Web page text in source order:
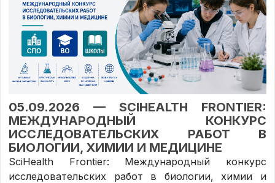
05.09.2026 — SCIHEALTH FRONTIER:
МЕЖДУНАРОДНЫЙ КОНКУРС
ИССЛЕДОВАТЕЛЬСКИХ РАБОТ В
БИОЛОГИИ, ХИМИИ И МЕДИЦИНЕ
SciHealth Frontier: Международный конкурс
исследовательских работ в биологии, химии и